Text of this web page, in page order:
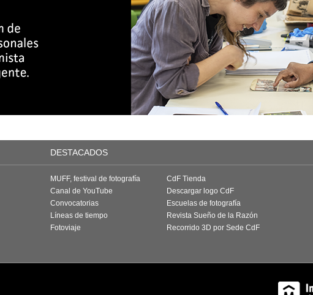
DESTACADOS
MUFF, festival de fotografía
Canal de YouTube
Convocatorias
Líneas de tiempo
Fotoviaje
CdF Tienda
Descargar logo CdF
Escuelas de fotografía
Revista Sueño de la Razón
Recorrido 3D por Sede CdF